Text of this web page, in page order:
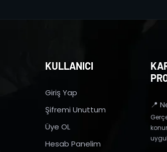
KULLANICI
Giriş Yap
Şifremi Unuttum
Üye OL
Hesab Panelim
📍